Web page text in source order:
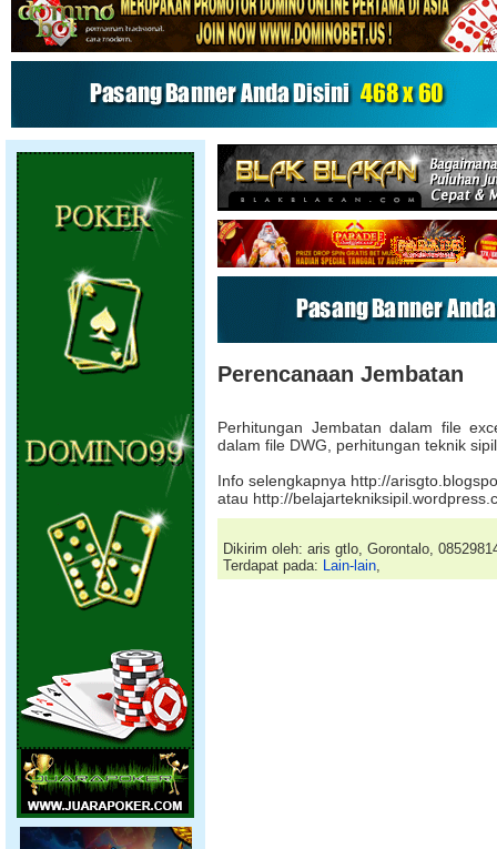
Perencanaan Jembatan
Perhitungan Jembatan dalam file
dalam file DWG, perhitungan teknik sipil
Info selengkapnya http://
atau http://
Dikirim oleh: aris gtlo, Gorontalo,
Terdapat pada: Lain-lain,